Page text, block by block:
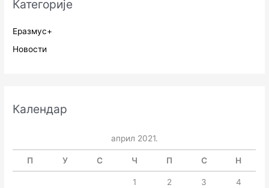
Категорије
Еразмус+
Новости
Календар
април 2021.
П У С Ч П С Н
1 2 3
4